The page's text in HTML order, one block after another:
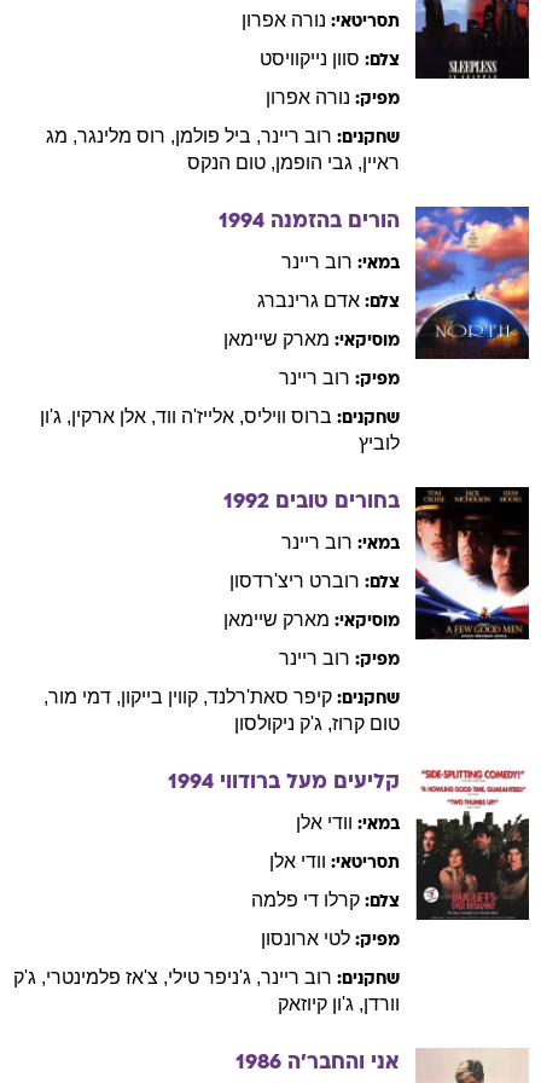
תסריטאי: נורה אפרון
צלם: סוון נייקוויסט
מפיק: נורה אפרון
שחקנים: רוב ריינר, ביל פולמן, רוס מלינגר, מג
ראיין, גבי הופמן, טום הנקס
הורים בהזמנה 1994
במאי: רוב ריינר
צלם: אדם גרינברג
מוסיקאי: מארק שיימאן
מפיק: רוב ריינר
שחקנים: ברוס וויליס, אלייז'ה ווד, אלן ארקין, ג'ון
לוביץ
בחורים טובים 1992
במאי: רוב ריינר
צלם: רוברט ריצ'רדסון
מוסיקאי: מארק שיימאן
מפיק: רוב ריינר
שחקנים: קיפר סאת'רלנד, קווין בייקון, דמי מור,
טום קרוז, ג'ק ניקולסון
קליעים מעל ברודווי 1994
במאי: וודי אלן
תסריטאי: וודי אלן
צלם: קרלו די פלמה
מפיק: לטי ארונסון
שחקנים: רוב ריינר, ג'ניפר טילי, צ'אז פלמינטרי, ג'ק
וורדן, ג'ון קיוזאק
אני והחבר'ה 1986